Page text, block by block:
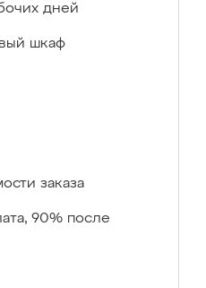
дней
шкаф
заказа
90% после